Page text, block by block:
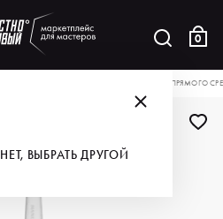
0
НЕТ, ВЫБРАТЬ ДРУГОЙ
DS НОЖНИЦЫ ДЛЯ ПРЯМОГО